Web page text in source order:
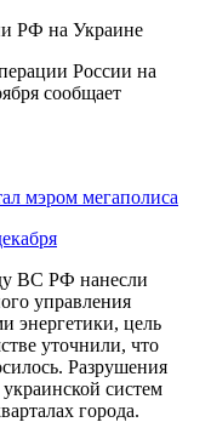
России на
сообщает
мэром мегаполиса
ВС РФ нанесли
управления
энергетики, цель
уточнили, что
Разрушения
систем
города.